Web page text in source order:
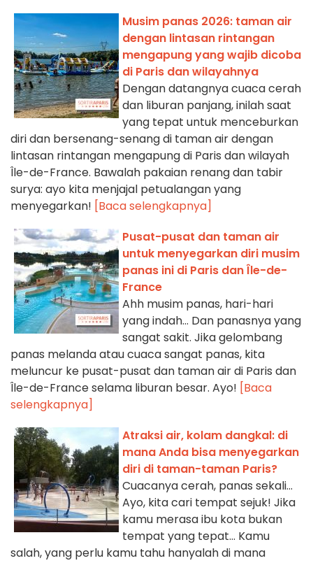
Musim panas 2026: taman air
dengan lintasan rintangan
mengapung yang wajib dicoba
di Paris dan wilayahnya
Dengan datangnya cuaca cerah
dan liburan panjang, inilah saat
yang tepat untuk menceburkan
diri dan bersenang-senang di taman air dengan
lintasan rintangan mengapung di Paris dan wilayah
Île-de-France. Bawalah pakaian renang dan tabir
surya: ayo kita menjajal petualangan yang
menyegarkan! [Baca selengkapnya]
Pusat-pusat dan taman air
untuk menyegarkan diri musim
panas ini di Paris dan Île-de-
France
Ahh musim panas, hari-hari
yang indah... Dan panasnya yang
sangat sakit. Jika gelombang
panas melanda atau cuaca sangat panas, kita
meluncur ke pusat-pusat dan taman air di Paris dan
Île-de-France selama liburan besar. Ayo! [Baca
selengkapnya]
Atraksi air, kolam dangkal: di
mana Anda bisa menyegarkan
diri di taman-taman Paris?
Cuacanya cerah, panas sekali...
Ayo, kita cari tempat sejuk! Jika
kamu merasa ibu kota bukan
tempat yang tepat... Kamu
salah, yang perlu kamu tahu hanyalah di mana